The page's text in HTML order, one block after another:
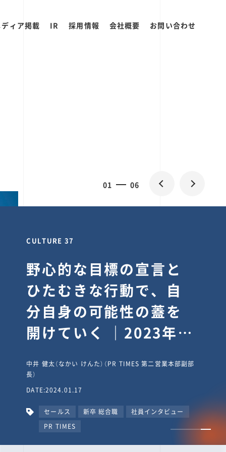
ィア掲載 IR 採用情報 会社概要 お問い合わせ
0 06
CULTURE 30
逆境では自分のスタン
スを変え“予想を裏切
り、期待を超える”【真
輔塾・前編】
山田真輔（やまだ しんすけ）（執行役員 兼 Jooto事業部
長）
DATE:2023.09.08
カルチャー CxO キャリア入社 Jooto